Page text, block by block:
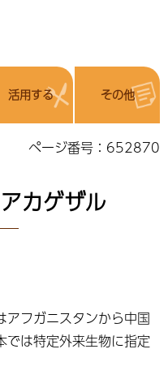
活用する その他
ページ番号：652870
カゲザル
フガニスタンから中国
では特定外来生物に指定